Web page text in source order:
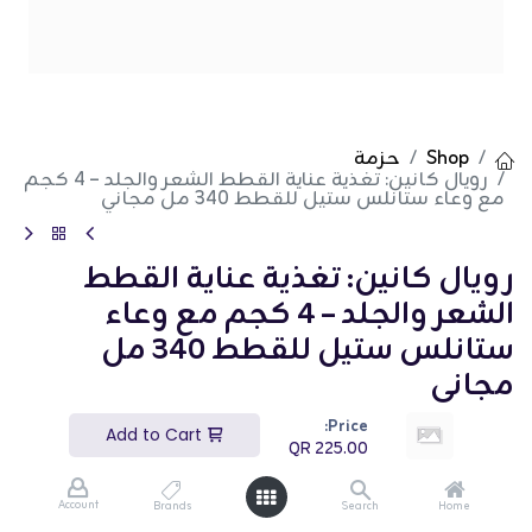
Price:
225.00
Home
Search
Brands
Account
Shop حزمة
رويال كانين: تغذية عناية القطط الشعر والجلد – 4 كجم
مع وعاء ستانلس ستيل للقطط 340 مل مجاني
رويال كانين: تغذية عناية القطط
الشعر والجلد – 4 كجم مع وعاء
ستانلس ستيل للقطط 340 مل
مجاني
(تقييم 0)